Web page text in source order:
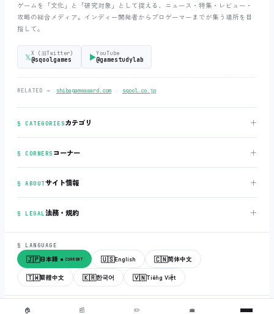
ゲームを「文化」と「研究対象」として捉える、ニュース・特集・レビュー・
攻略の総合メディア。インディー開発者からプロゲーマーまでが集う場所を目
指して。
𝕏X (旧Twitter)
@sqoolgames ▶YouTube
@gamestudylab
RELATED → shibagameaward.com ‧ sqool.co.jp
§ CATEGORIESカテゴリ ＋
§ CORNERS コーナー ＋
§ ABOUTサイト情報 ＋
§ LEGAL法務・規約 ＋
§ LANGUAGE
🇯🇵日本語 ● CURRENT 🇺🇸English 🇨🇳简体中文
🇹🇼繁體中文 🇰🇷한국어 🇻🇳Tiếng Việt
© 2018-2026 sqool.co.jp ‧ All rights reserved. v3.0.0 build 20260505
🏠 📰 ✏️ 💼